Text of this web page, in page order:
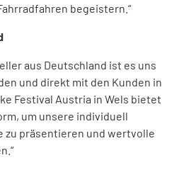
begeistern.“
aus Deutschland ist es uns
und direkt mit den Kunden in
Festival Austria in Wels bietet
um unsere individuell
zu präsentieren und wertvolle